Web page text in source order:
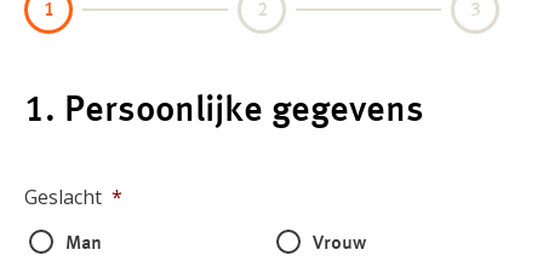
1 2 3
1. Persoonlijke gegevens
Geslacht *
Man Vrouw